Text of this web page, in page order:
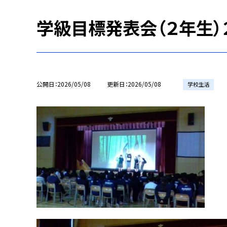
学級目標発表会（２年生）
公開日 2026/05/08 更新日 2026/05/08 学校生活